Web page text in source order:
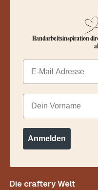
Die craftery Welt
Handarbeitsinspiration
Email
Dein Vorname
Anmelden